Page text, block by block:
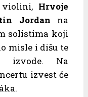
Hrvoje
Jordan na
solistima koji
misle i dišu te
izvode. Na
izvest će